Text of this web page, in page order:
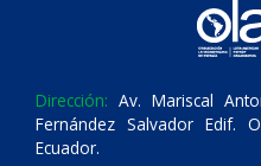
Dirección: Av. Mariscal
Fernández Salvador Edif.
Ecuador.